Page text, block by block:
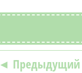
◄ Предыдущий